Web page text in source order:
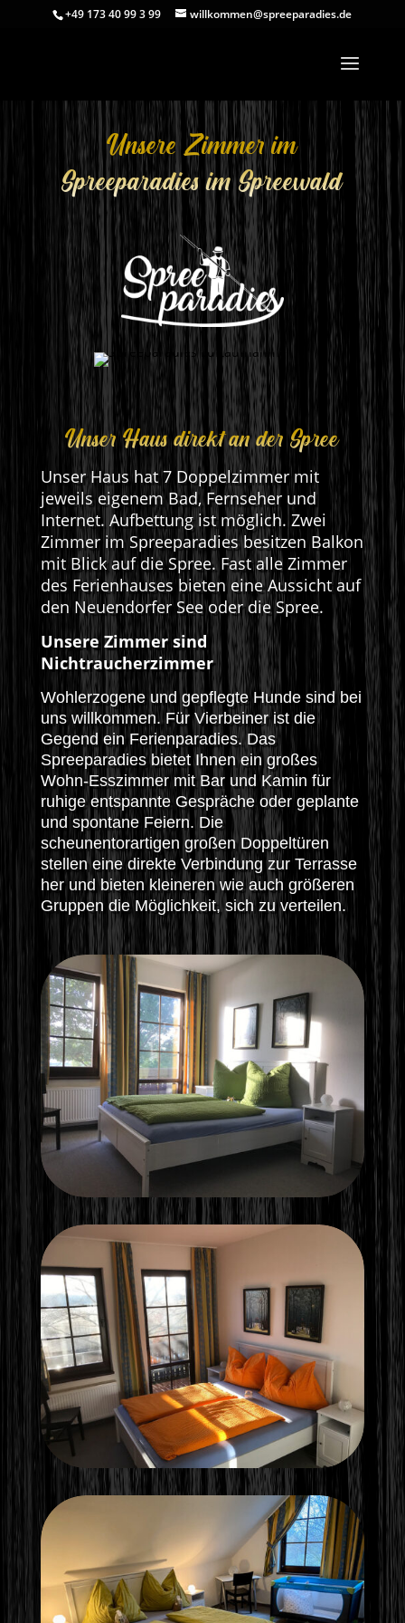
+49 173 40 99 3 99 willkommen@spreeparadies.de
Unsere Zimmer im
Spreeparadies im Spreewald
Unser Haus direkt an der Spree
Unser Haus hat 7 Doppelzimmer mit
jeweils eigenem Bad, Fernseher und
Internet. Aufbettung ist möglich. Zwei
Zimmer im Spreeparadies besitzen Balkon
mit Blick auf die Spree. Fast alle Zimmer
des Ferienhauses bieten eine Aussicht auf
den Neuendorfer See oder die Spree.
Unsere Zimmer sind
Nichtraucherzimmer
Wohlerzogene und gepflegte Hunde sind bei
uns willkommen. Für Vierbeiner ist die
Gegend ein Ferienparadies. Das
Spreeparadies bietet Ihnen ein großes
Wohn-Esszimmer mit Bar und Kamin für
ruhige entspannte Gespräche oder geplante
und spontane Feiern. Die
scheunentorartigen großen Doppeltüren
stellen eine direkte Verbindung zur Terrasse
her und bieten kleineren wie auch größeren
Gruppen die Möglichkeit, sich zu verteilen.